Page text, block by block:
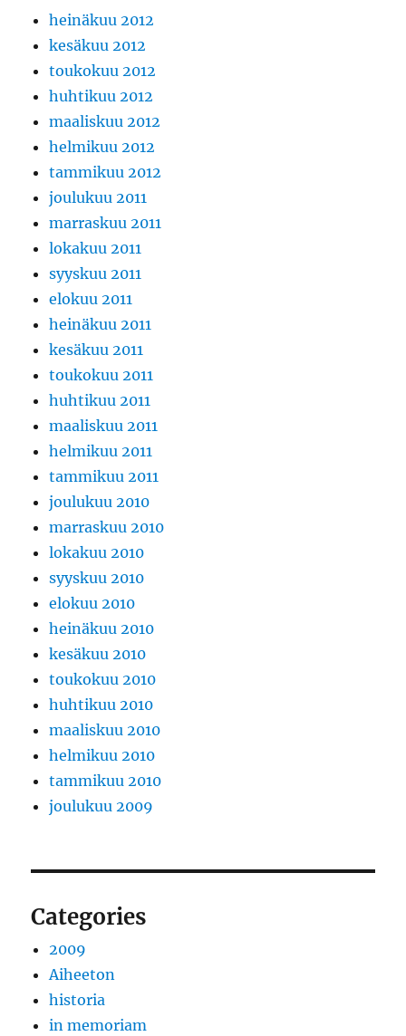
heinäkuu 2012
kesäkuu 2012
toukokuu 2012
huhtikuu 2012
maaliskuu 2012
helmikuu 2012
tammikuu 2012
joulukuu 2011
marraskuu 2011
lokakuu 2011
syyskuu 2011
elokuu 2011
heinäkuu 2011
kesäkuu 2011
toukokuu 2011
huhtikuu 2011
maaliskuu 2011
helmikuu 2011
tammikuu 2011
joulukuu 2010
marraskuu 2010
lokakuu 2010
syyskuu 2010
elokuu 2010
heinäkuu 2010
kesäkuu 2010
toukokuu 2010
huhtikuu 2010
maaliskuu 2010
helmikuu 2010
tammikuu 2010
joulukuu 2009
Categories
2009
Aiheeton
historia
in memoriam